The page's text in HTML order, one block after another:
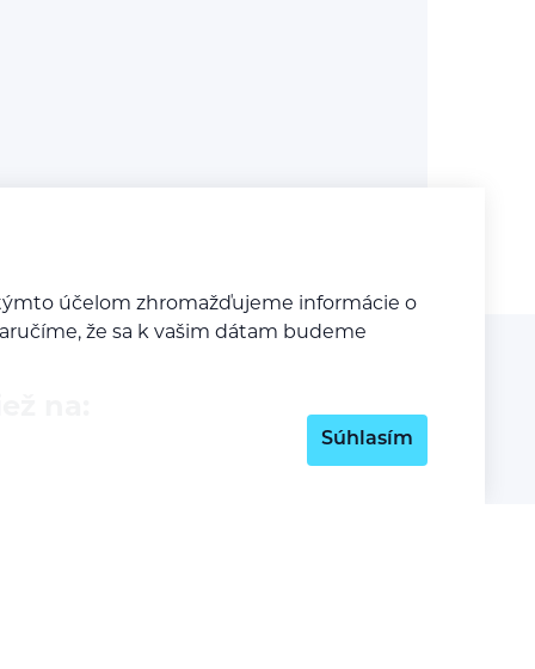
účelom zhromažďujeme informácie o
že sa k vašim dátam budeme
Súhlasím